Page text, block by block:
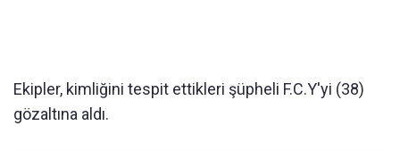
Ekipler, kimliğini tespit ettikleri şüpheli F.C.Y'yi (38)
gözaltına aldı.